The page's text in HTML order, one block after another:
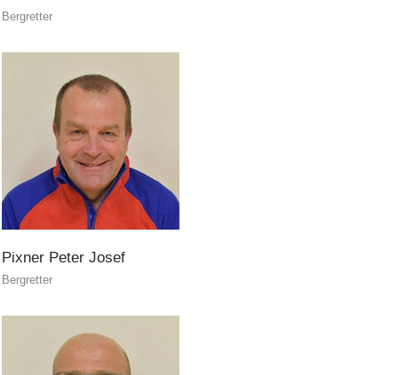
Bergretter
Pixner Peter Josef
Bergretter